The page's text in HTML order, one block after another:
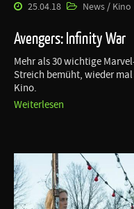
25.04.18 News / Kino
Avengers: Infinity War
Mehr als 30 wichtige
Streich bemüht, wieder
Kino.
Weiterlesen